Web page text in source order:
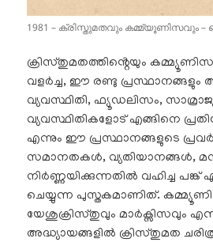
1981 – ക്രിസ്തുമതവും കമ്മ്യൂണിസവും –
ക്രിസ്തുമതത്തിൻ്റെയും
വളർച്ച, ഈ രണ്ടു പ്രസ്ഥാനങ്ങളും
വ്യവസ്ഥിതി, ഫ്യൂഡലിസം,
വ്യവസ്ഥിതികളോട് എങ്ങിനെ
എന്നും ഈ പ്രസ്ഥാനങ്ങളുടെ
സമാനതകൾ, വ്യതിയാനങ്ങൾ,
നിർണ്ണയിക്കുന്നതിൽ വഹിച്ച പങ്ക്
ചെയ്യുന്ന പുസ്തകമാണിത്.
യേശുക്രിസ്തുവും മാർക്സിസവും
അദ്ധ്യായങ്ങളിൽ ക്രിസ്തുമത